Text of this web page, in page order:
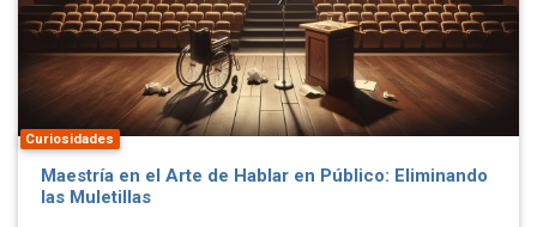
Curiosidades
Maestría en el Arte de Hablar en Público: Eliminando
las Muletillas